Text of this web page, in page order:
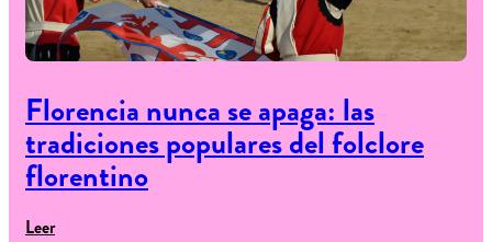
Florencia nunca se apaga: las
tradiciones populares del folclore
florentino
Leer